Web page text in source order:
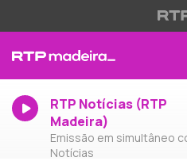
RTP Notícias (RTP
Madeira)
Emissão em simultâneo
Notícias